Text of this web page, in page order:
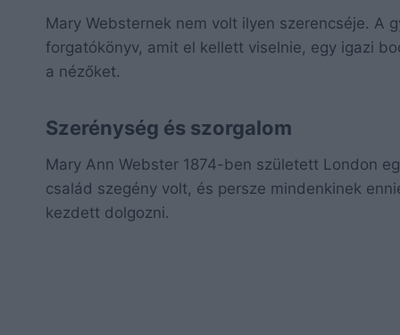
Mary Websternek nem volt ilyen szerencséje. A
forgatókönyv, amit el kellett viselnie, egy igazi
a nézőket.
Szerénység és szorgalom
Mary Ann Webster 1874-ben született London
család szegény volt, és persze mindenkinek
kezdett dolgozni.